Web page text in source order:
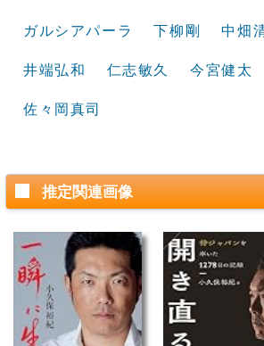
ガルシアパーラ 下柳剛 中畑
井端弘和 仁志敏久 今宮健太
佐々岡真司
推定関連画像